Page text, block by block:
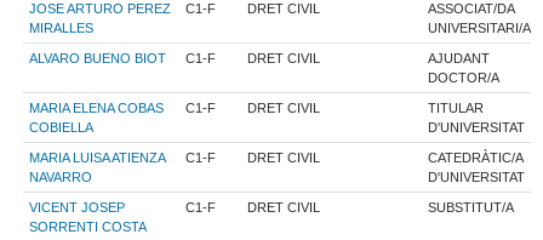
JOSE ARTURO PEREZ
MIRALLES
C1-F DRET CIVIL
ASSOCIAT/DA
UNIVERSITARI/A
ALVARO BUENO BIOT C1-F DRET CIVIL
AJUDANT
DOCTOR/A
MARIA ELENA COBAS
COBIELLA
C1-F DRET CIVIL
TITULAR
D'UNIVERSITAT
MARIA LUISA ATIENZA
NAVARRO
C1-F DRET CIVIL
CATEDRÀTIC/A
D'UNIVERSITAT
VICENT JOSEP
SORRENTI COSTA
C1-F DRET CIVIL SUBSTITUT/A